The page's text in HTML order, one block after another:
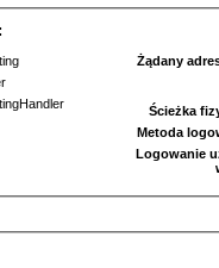
Żądany
Ścieżka
Metoda
Logowanie